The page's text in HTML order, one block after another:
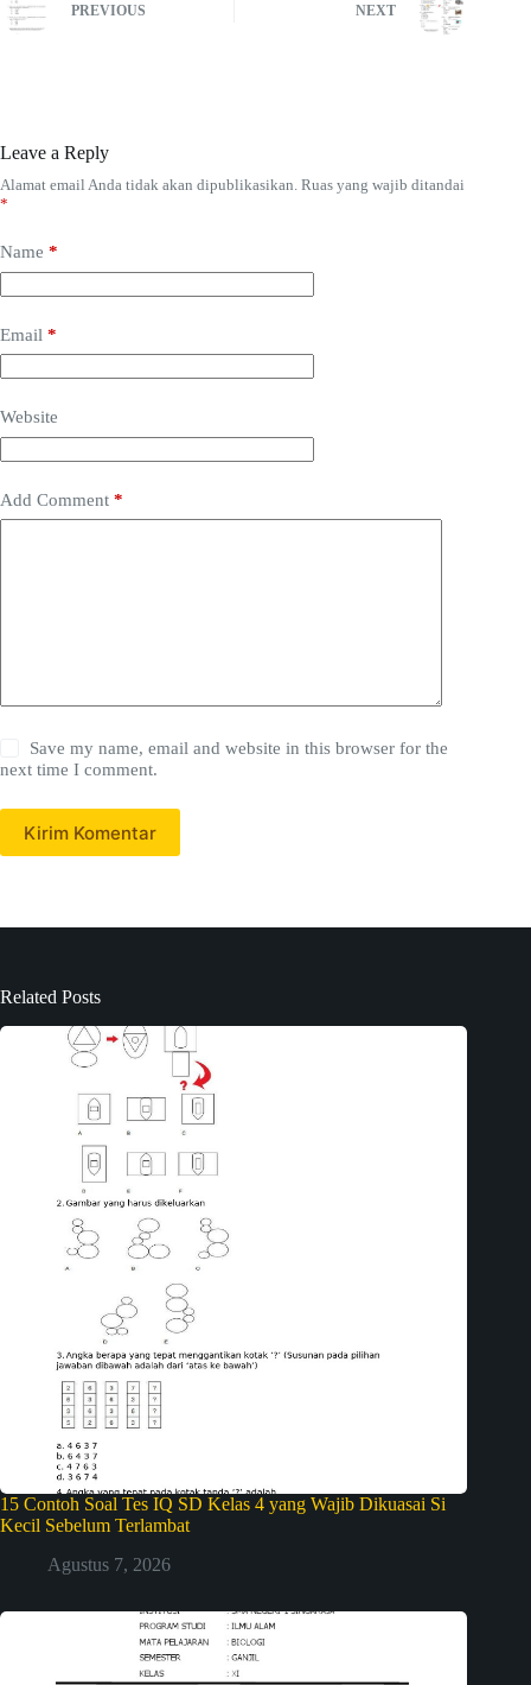
PREVIOUS NEXT
Leave a Reply
Alamat email Anda tidak akan dipublikasikan. Ruas yang wajib ditandai
*
Name *
Email *
Website
Add Comment *
Save my name, email and website in this browser for the
next time I comment.
Kirim Komentar
Related Posts
15 Contoh Soal Tes IQ SD Kelas 4 yang Wajib Dikuasai Si
Kecil Sebelum Terlambat
Agustus 7, 2026